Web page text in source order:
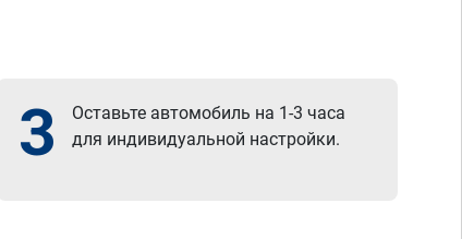
3
Оставьте автомобиль на 1-3 часа
для индивидуальной настройки.